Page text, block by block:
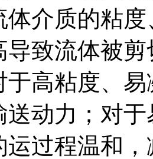
体介质的粘
导致流体被
于高粘度、
送动力；对
运过程温和